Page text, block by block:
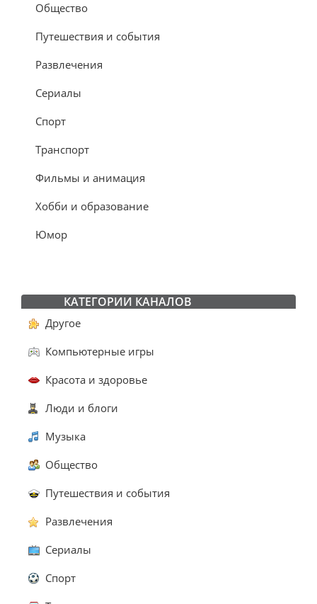
Общество
Путешествия и события
Развлечения
Сериалы
Спорт
Транспорт
Фильмы и анимация
Хобби и образование
Юмор
КАТЕГОРИИ КАНАЛОВ
Другое
Компьютерные игры
Красота и здоровье
Люди и блоги
Музыка
Общество
Путешествия и события
Развлечения
Сериалы
Спорт